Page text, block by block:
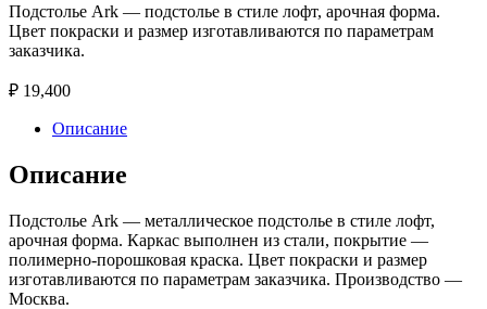
Подстолье Ark — подстолье в стиле лофт, арочная форма.
Цвет покраски и размер изготавливаются по параметрам
заказчика.
₽ 19,400
Описание
Описание
Подстолье Ark — металлическое подстолье в стиле лофт,
арочная форма. Каркас выполнен из стали, покрытие —
полимерно-порошковая краска. Цвет покраски и размер
изготавливаются по параметрам заказчика. Производство —
Москва.